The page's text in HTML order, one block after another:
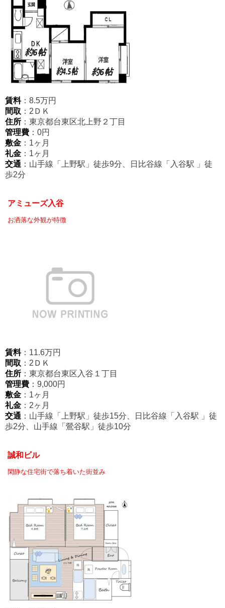
賃料：8.5万円
間取 ：2ＤＫ
住所 ：東京都台東区北上野２丁目
管理費 ：0円
敷金 ：1ヶ月
礼金 ：1ヶ月
交通 ：山手線「上野駅」徒歩9分、日比谷線「入谷駅 」 徒
歩2分
アミューズ入谷
お洒落な外観が特徴
賃料：11.6万円
間取 ：2ＤＫ
住所 ：東京都台東区入谷１丁目
管理費 ：9,000円
敷金 ：1ヶ月
礼金 ：2ヶ月
交通 ：山手線「上野駅」徒歩15分、日比谷線「入谷駅 」 徒
歩2分、山手線「鶯谷駅」徒歩10分
誠和ビル
閑静な住宅街で落ち着いた街並み